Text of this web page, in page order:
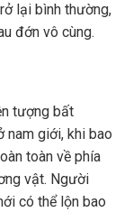
lại bình thường,
đớn vô cùng.
tượng bất
nam giới, khi bao
toàn về phía
vật. Người
có thể lộn bao